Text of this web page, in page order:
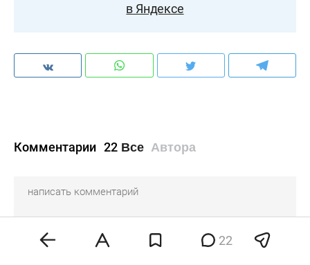
в Яндексе
Комментарии 22 Все Автора
22